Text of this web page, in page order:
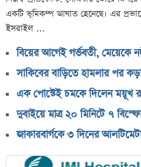
একটি ভূমিকম্প আঘাত হেনেছে। এর
ইসরাইল ...
বিয়ের আগেই গর্ভবতী, মেয়েকে
সাকিবের বাড়িতে হামলার পর কড়া
এক পোস্টেই চমকে দিলেন ময়ূখ
দুবাইয়ে মাত্র ২০ মিনিটে ৭
জাকারবার্গকে ৩ দিনের